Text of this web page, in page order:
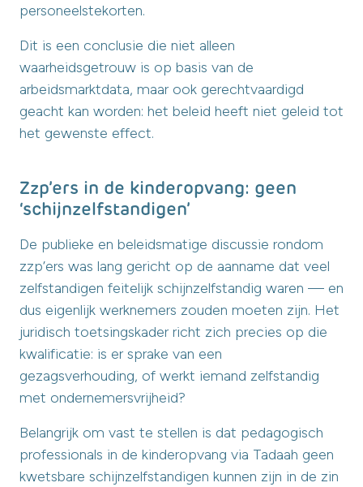
personeelstekorten.
Dit is een conclusie die niet alleen
waarheidsgetrouw is op basis van de
arbeidsmarktdata, maar ook gerechtvaardigd
geacht kan worden: het beleid heeft niet geleid tot
het gewenste effect.
Zzp’ers in de kinderopvang: geen
‘schijnzelfstandigen’
De publieke en beleidsmatige discussie rondom
zzp’ers was lang gericht op de aanname dat veel
zelfstandigen feitelijk schijnzelfstandig waren — en
dus eigenlijk werknemers zouden moeten zijn. Het
juridisch toetsingskader richt zich precies op die
kwalificatie: is er sprake van een
gezagsverhouding, of werkt iemand zelfstandig
met ondernemersvrijheid?
Belangrijk om vast te stellen is dat pedagogisch
professionals in de kinderopvang via Tadaah geen
kwetsbare schijnzelfstandigen kunnen zijn in de zin